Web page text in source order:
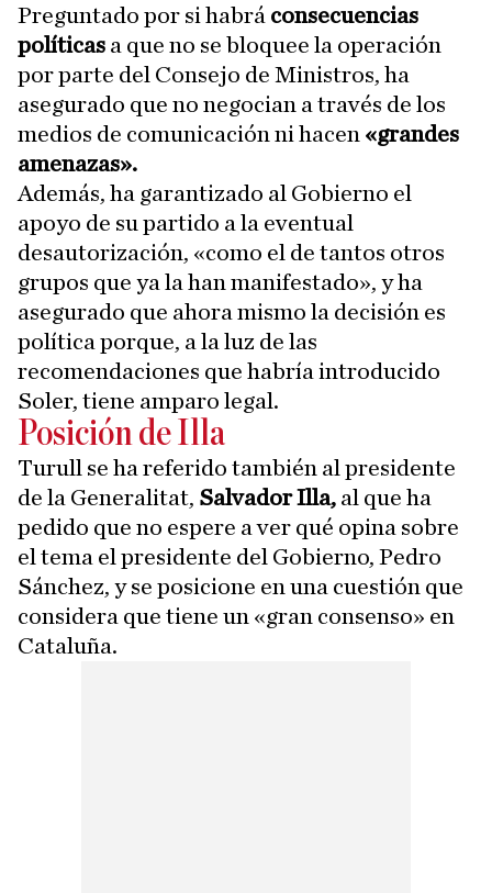
Preguntado por si habrá consecuencias
políticas a que no se bloquee la operación
por parte del Consejo de Ministros, ha
asegurado que no negocian a través de los
medios de comunicación ni hacen «grandes
amenazas».
Además, ha garantizado al Gobierno el
apoyo de su partido a la eventual
desautorización, «como el de tantos otros
grupos que ya la han manifestado», y ha
asegurado que ahora mismo la decisión es
política porque, a la luz de las
recomendaciones que habría introducido
Soler, tiene amparo legal.
Posición de Illa
Turull se ha referido también al presidente
de la Generalitat, Salvador Illa, al que ha
pedido que no espere a ver qué opina sobre
el tema el presidente del Gobierno, Pedro
Sánchez, y se posicione en una cuestión que
considera que tiene un «gran consenso» en
Cataluña.